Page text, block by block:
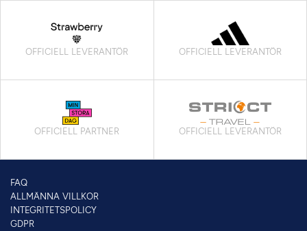
OFFICIELL LEVERANTÖR OFFICIELL LEVERANTÖR
OFFICIELL PARTNER OFFICIELL LEVERANTÖR
FAQ
ALLMÄNNA VILLKOR
INTEGRITETSPOLICY
GDPR